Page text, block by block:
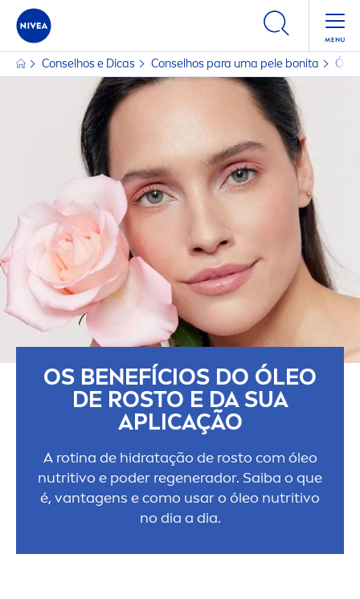
Conselhos e Dicas Conselhos para uma pele bonita
OS BENEFÍCIOS DO ÓLEO
DE ROSTO E DA SUA
APLICAÇÃO
A rotina de hidratação de rosto com óleo
nutritivo e poder regenerador. Saiba o que
é, vantagens e como usar o óleo nutritivo
no dia a dia.